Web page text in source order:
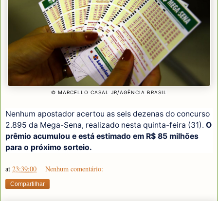
© MARCELLO CASAL JR/AGÊNCIA BRASIL
Nenhum apostador acertou as seis dezenas do concurso
2.895 da Mega-Sena, realizado nesta quinta-feira (31). O
prêmio acumulou e está estimado em R$ 85 milhões
para o próximo sorteio.
at 23:39:00 Nenhum comentário:
Compartilhar